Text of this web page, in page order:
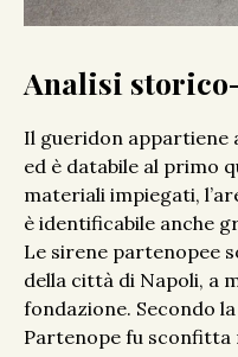
Analisi
Il gueridon appartiene
ed è databile al primo
materiali impiegati,
è identificabile anche
Le sirene partenopee
della città di Napoli, a
fondazione. Secondo
Partenope fu sconfitta